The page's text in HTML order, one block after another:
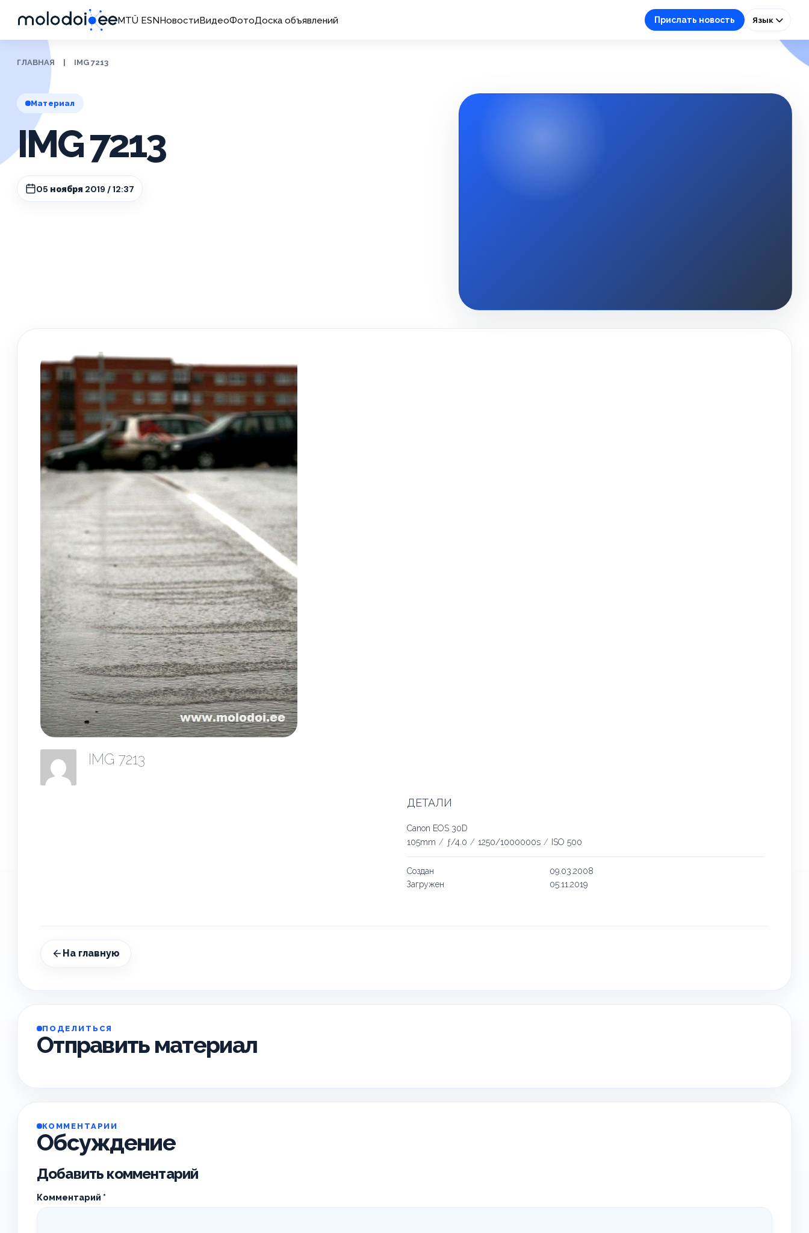
MTÜ ESNНовостиВидеоФотоДоска объявлений Прислать новость Язык
ГЛАВНАЯ IMG 7213
Материал
IMG 7213
05 ноября 2019 / 12:37
IMG 7213
ДЕТАЛИ
Canon EOS 30D
105mm / ƒ/4.0 / 1250/1000000s / ISO 500
Создан
09.03.2008
Загружен
05.11.2019
На главную
ПОДЕЛИТЬСЯ
Отправить материал
КОММЕНТАРИИ
Обсуждение
Добавить комментарий
Комментарий *